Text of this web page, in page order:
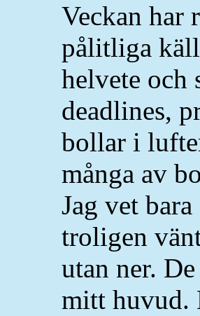
Veckan har
pålitliga
helvete och
deadlines,
bollar i
många av
Jag vet
troligen
utan ner.
mitt huvud.